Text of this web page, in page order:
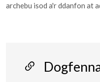
archebu isod a'r ddanfon at